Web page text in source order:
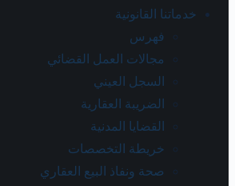
خدماتنا القانونية
فهرس
مجالات العمل القضائي
السجل العيني
الضريبة العقارية
القضايا المدنية
خريطة التخصصات
صحة ونفاذ البيع العقاري